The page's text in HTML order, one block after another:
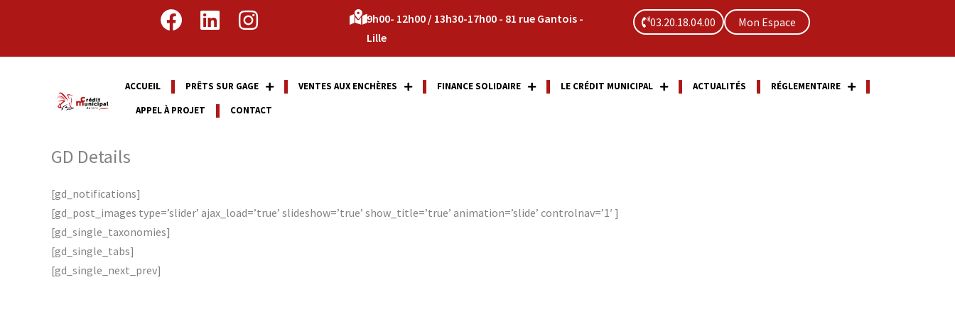
F
c
e
b
L
n
k
e
I
s
t
a
9h00- 12h00 / 13h30-17h00 - 81 rue Gantois -
Lille
03.20.18.04.00 Mon Espace
ACCUEIL PRÊTS SUR GAGE VENTES AUX ENCHÈRES FINANCE SOLIDAIRE LE CRÉDIT MUNICIPAL ACTUALITÉS
RÉGLEMENTAIRE
APPEL À PROJET
CONTACT
GD Details
[gd_notifications]
[gd_post_images type=’slider’ ajax_load=’true’ slideshow=’true’ show_title=’true’ animation=’slide’ controlnav=’1′ ]
[gd_single_taxonomies]
[gd_single_tabs]
[gd_single_next_prev]